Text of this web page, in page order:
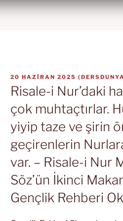
YAYIM
TARIHI
20 HAZIRAN 2025 (
Risale-i Nur’daki
çok muhtaçtırlar.
yiyip taze ve şirin
geçirenlerin
var. – Risale-i Nur
Söz’ün İkinci
Gençlik Rehberi